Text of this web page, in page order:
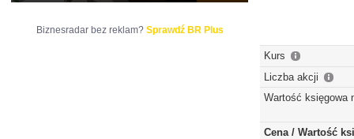
Kurs
Liczba akcji
Wartość księgowa
Cena / Wartość
Biznesradar bez reklam? Sprawdź BR Plus